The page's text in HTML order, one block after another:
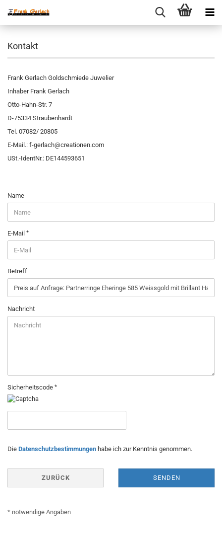
Kontakt
Frank Gerlach Goldschmiede Juwelier
Inhaber Frank Gerlach
Otto-Hahn-Str. 7
D-75334 Straubenhardt
Tel. 07082/ 20805
E-Mail.: f-gerlach@creationen.com
USt.-IdentNr.: DE144593651
KONTAKT
Name
E-Mail
Betreff
Nachricht
Sicherheitscode
DATENSCHUTZBESTIMMUNGEN
Die Datenschutzbestimmungen habe ich zur Kenntnis genommen.
ZURÜCK SENDEN
* notwendige Angaben